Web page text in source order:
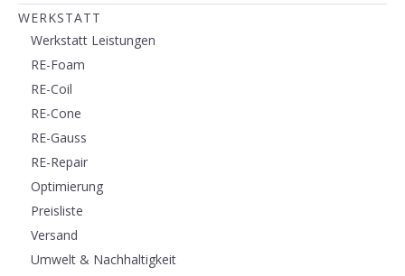
WERKSTATT
Werkstatt Leistungen
RE-Foam
RE-Coil
RE-Cone
RE-Gauss
RE-Repair
Optimierung
Preisliste
Versand
Umwelt & Nachhaltigkeit